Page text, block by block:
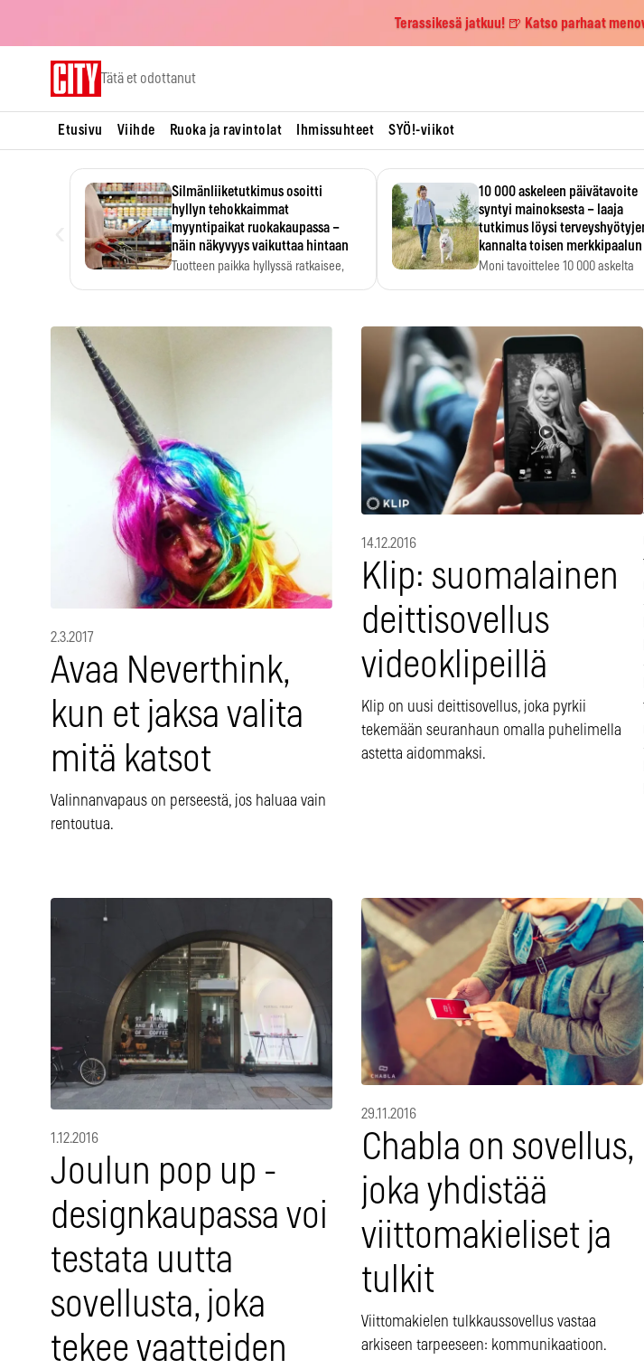
Terassikesä jatkuu! 🍺 Katso parhaat
Tätä et odottanut
Etusivu Viihde Ruoka ja ravintolat Ihmissuhteet SYÖ!-viikot
Silmänliiketutkimus osoitti
hyllyn tehokkaimmat
myyntipaikat ruokakaupassa –
näin näkyvyys vaikuttaa hintaan
Tuotteen paikka hyllyssä ratkaisee,
10 000 askeleen päivätavoite
syntyi mainoksesta – laaja
tutkimus löysi
kannalta toisen merkkipaalun
Moni tavoittelee 10 000 askelta
2.3.2017
Avaa Neverthink,
kun et jaksa valita
mitä katsot
Valinnanvapaus on perseestä, jos haluaa vain
rentoutua.
14.12.2016
Klip: suomalainen
deittisovellus
videoklipeillä
Klip on uusi deittisovellus, joka pyrkii
tekemään seuranhaun omalla puhelimella
astetta aidommaksi.
1.12.2016
Joulun pop up -
designkaupassa voi
testata uutta
sovellusta, joka
tekee vaatteiden
29.11.2016
Chabla on sovellus,
joka yhdistää
viittomakieliset ja
tulkit
Viittomakielen tulkkaussovellus vastaa
arkiseen tarpeeseen: kommunikaatioon.